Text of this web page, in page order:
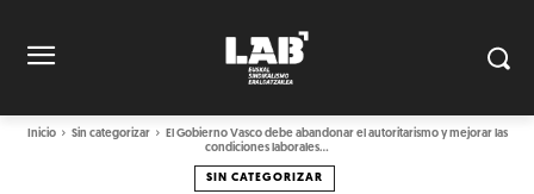
Inicio Sin categorizar
El Gobierno Vasco debe abandonar el autoritarismo y mejorar las
condiciones laborales...
SIN CATEGORIZAR